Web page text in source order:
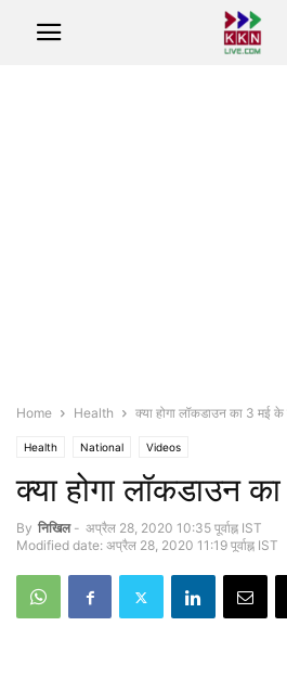
Home Health क्या होगा लॉकडाउन का 3 मई के
Health National Videos
क्या होगा लॉकडाउन
By नि‍खि‍ल - अप्रैल 28, 2020 10:35 पूर्वाह्न IST
Modified date: अप्रैल 28, 2020 11:19 पूर्वाह्न IST